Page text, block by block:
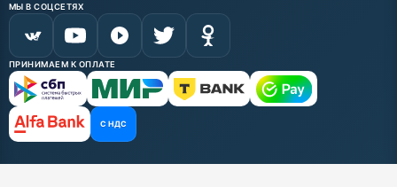
МЫ В СОЦСЕТЯХ
ПРИНИМАЕМ К ОПЛАТЕ
С НДС